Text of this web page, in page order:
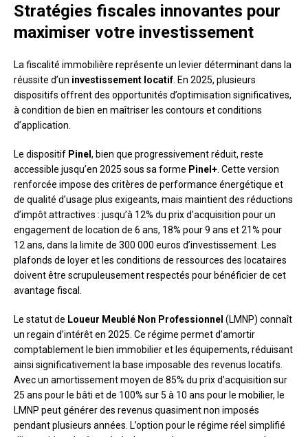
Stratégies fiscales innovantes pour
maximiser votre investissement
La fiscalité immobilière représente un levier déterminant dans la
réussite d’un investissement locatif . En 2025, plusieurs
dispositifs offrent des opportunités d’optimisation significatives,
à condition de bien en maîtriser les contours et conditions
d’application.
Le dispositif Pinel , bien que progressivement réduit, reste
accessible jusqu’en 2025 sous sa forme Pinel+ . Cette version
renforcée impose des critères de performance énergétique et
de qualité d’usage plus exigeants, mais maintient des réductions
d’impôt attractives : jusqu’à 12% du prix d’acquisition pour un
engagement de location de 6 ans, 18% pour 9 ans et 21% pour
12 ans, dans la limite de 300 000 euros d’investissement. Les
plafonds de loyer et les conditions de ressources des locataires
doivent être scrupuleusement respectés pour bénéficier de cet
avantage fiscal.
Le statut de Loueur Meublé Non Professionnel (LMNP) connaît
un regain d’intérêt en 2025. Ce régime permet d’amortir
comptablement le bien immobilier et les équipements, réduisant
ainsi significativement la base imposable des revenus locatifs.
Avec un amortissement moyen de 85% du prix d’acquisition sur
25 ans pour le bâti et de 100% sur 5 à 10 ans pour le mobilier, le
LMNP peut générer des revenus quasiment non imposés
pendant plusieurs années. L’option pour le régime réel simplifié